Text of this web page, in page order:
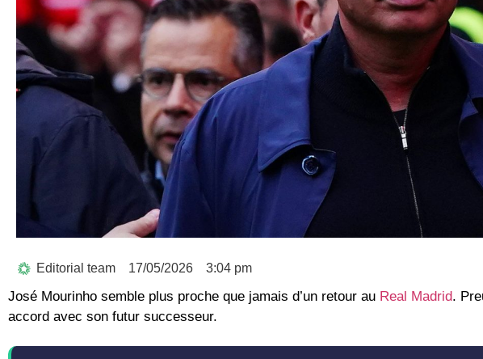
Editorial team 17/05/2026 3:04 pm
José Mourinho semble plus proche que jamais d’un retour au Real Madrid.
accord avec son futur successeur.